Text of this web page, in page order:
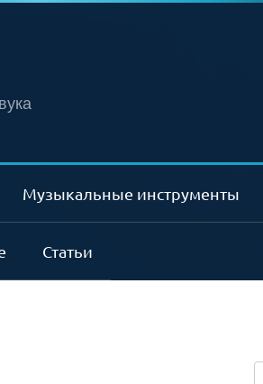
Музыкальные инструменты
Статьи